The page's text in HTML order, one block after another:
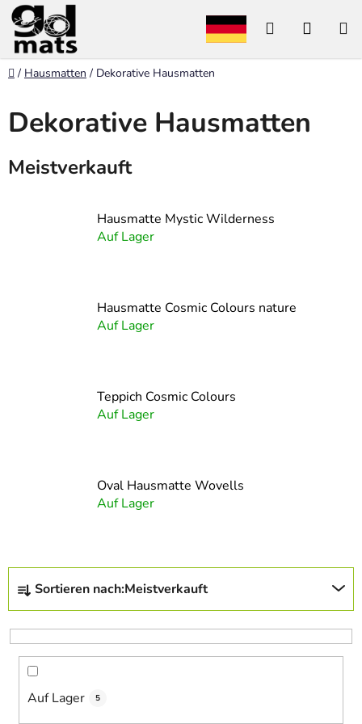
Zum
Inhalt
springen
Suchen
Startseite
/ Hausmatten / Dekorative Hausmatten
Dekorative Hausmatten
Meistverkauft
Hausmatte Mystic Wilderness
Auf Lager
Hausmatte Cosmic Colours nature
Auf Lager
Teppich Cosmic Colours
Auf Lager
Oval Hausmatte Wovells
Auf Lager
P
o
d
Sortieren nach:Meistverkauft
Auf Lager 5